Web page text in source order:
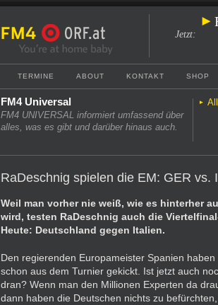
Jetzt:
TERMINE ABOUT KONTAKT SHOP
FM4 Universal
FM4 UNIVERSAL informiert umfassend über
alles, was es gibt und darüber hinaus auch.
RaDeschnig spielen die EM: GER vs.
Weil man vorher nie weiß, wie es hinterher
wird, testen RaDeschnig auch die
Heute: Deutschland gegen Italien.
Den regierenden Europameister Spanien
schon aus dem Turnier gekickt. Ist jetzt auch
dran? Wenn man den Millionen Experten da
dann haben die Deutschen nichts zu